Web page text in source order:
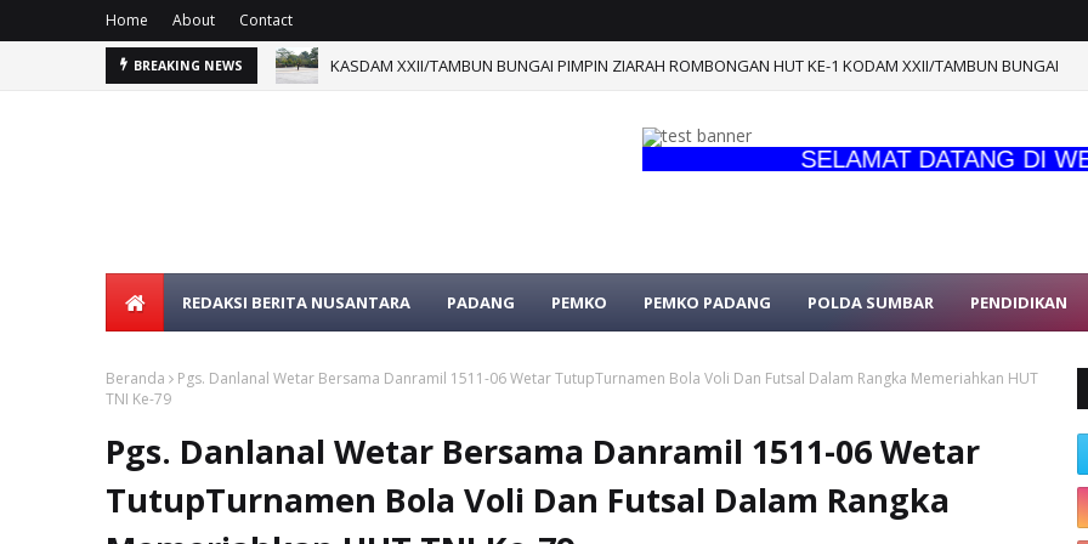
Home About Contact
BREAKING NEWS KASDAM XXII/TAMBUN BUNGAI PIMPIN ZIARAH ROMBONGAN HUT KE-1 KODAM XXII/TAMBUN BUNGAI
SELAMAT DATANG DI
REDAKSI BERITA NUSANTARA PADANG PEMKO PEMKO PADANG POLDA SUMBAR PENDIDIKAN
Beranda
Pgs. Danlanal Wetar Bersama Danramil 1511-06 Wetar TutupTurnamen Bola Voli Dan Futsal Dalam Rangka Memeriahkan HUT
TNI Ke-79
Pgs. Danlanal Wetar Bersama Danramil 1511-06 Wetar
TutupTurnamen Bola Voli Dan Futsal Dalam Rangka